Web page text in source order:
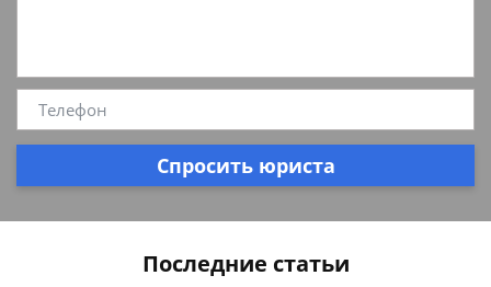
Спросить юриста
Последние статьи